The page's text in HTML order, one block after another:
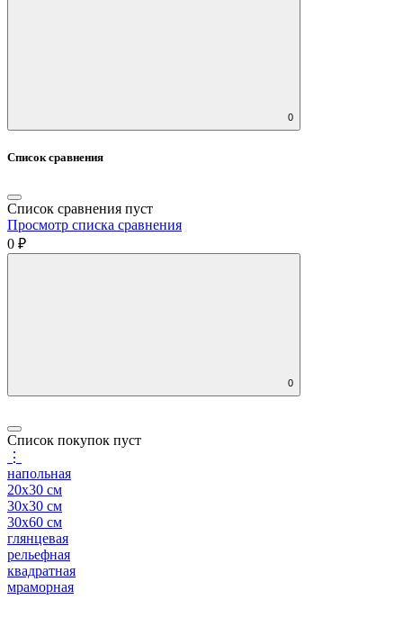
0
Список сравнения
Список сравнения пуст
Просмотр списка сравнения
0 ₽
0
Список покупок пуст
⋮
напольная
20x30 см
30x30 см
30x60 см
глянцевая
рельефная
квадратная
мраморная